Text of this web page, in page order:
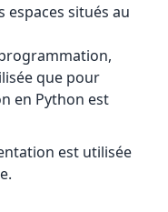
espaces situés au
que pour
en Python est
est utilisée